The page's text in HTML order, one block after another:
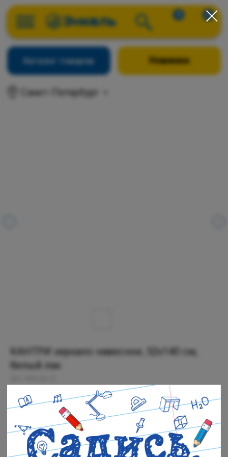
Каталог товаров Новинки
Санкт-Петербург
КАНТРИ зеркало навесное, 52х140 см,
белый лак
4 999
Есть в наличии
Черная речка: В наличии
Полюстровский: В наличии